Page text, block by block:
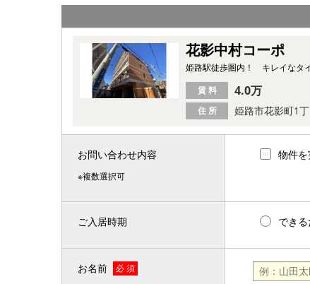
花影中村コーポ
姫路駅徒歩圏内！ キレイなタ
住 所 姫路市花影町1
賃 料 4.0万
お問い合わせ内容
※複数選択可
物件
ご入居時期 できる
お名前 必 須